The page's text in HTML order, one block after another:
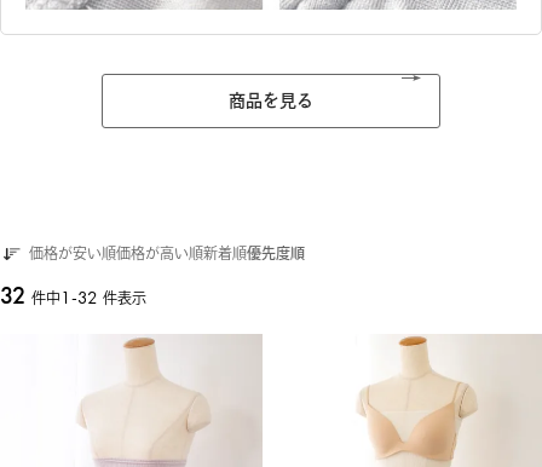
商品を見る
価格が安い順価格が高い順新着順優先度順
32 件中 1-32 件表示